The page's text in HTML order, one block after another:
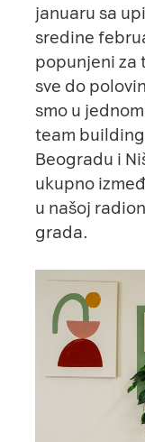
januaru sa
sredine
popunjeni za
sve do
smo u
team
Beogradu i
ukupno
u našoj
grada.